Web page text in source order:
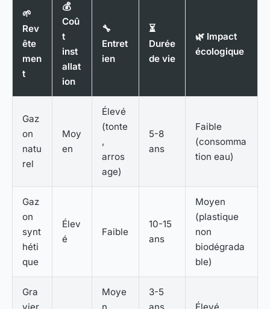
🌱
Rev
ête
men
t
💰
Coû
t
inst
allat
ion
🔧
Entret
ien
⏳
Durée
de vie
🌿 Impact
écologique
Gaz
on
natu
rel
Moy
en
Élevé
(tonte
,
arros
age)
5-8
ans
Faible
(consomma
tion eau)
Gaz
on
synt
héti
que
Élev
é
Faible
10-15
ans
Moyen
(plastique
non
biodégrada
ble)
Gra
Moye
3-5